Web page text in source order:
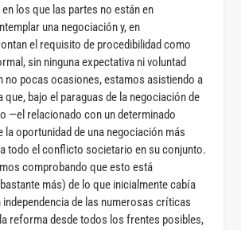
los que las partes no están en
una negociación y, en
el requisito de procedibilidad como
sin ninguna expectativa ni voluntad
no pocas ocasiones, estamos asistiendo a
que, bajo el paraguas de la negociación de
—el relacionado con un determinado
la oportunidad de una negociación más
todo el conflicto societario en su conjunto.
comprobando que esto está
más) de lo que inicialmente cabía
independencia de las numerosas críticas
reforma desde todos los frentes posibles,